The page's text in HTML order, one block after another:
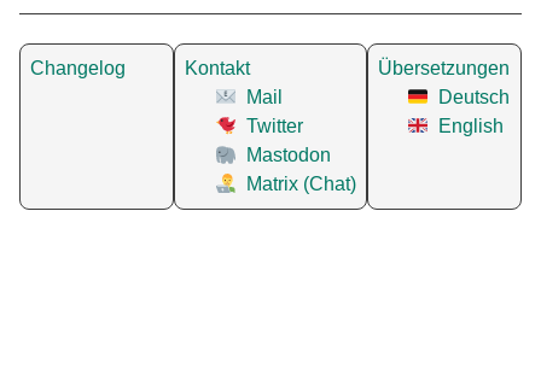
Changelog
Kontakt
Mail
Twitter
Mastodon
Matrix (Chat)
Übersetzungen
Deutsch
English